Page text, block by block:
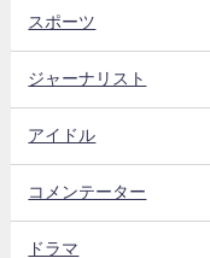
スポーツ
ジャーナリスト
アイドル
コメンテーター
ドラマ